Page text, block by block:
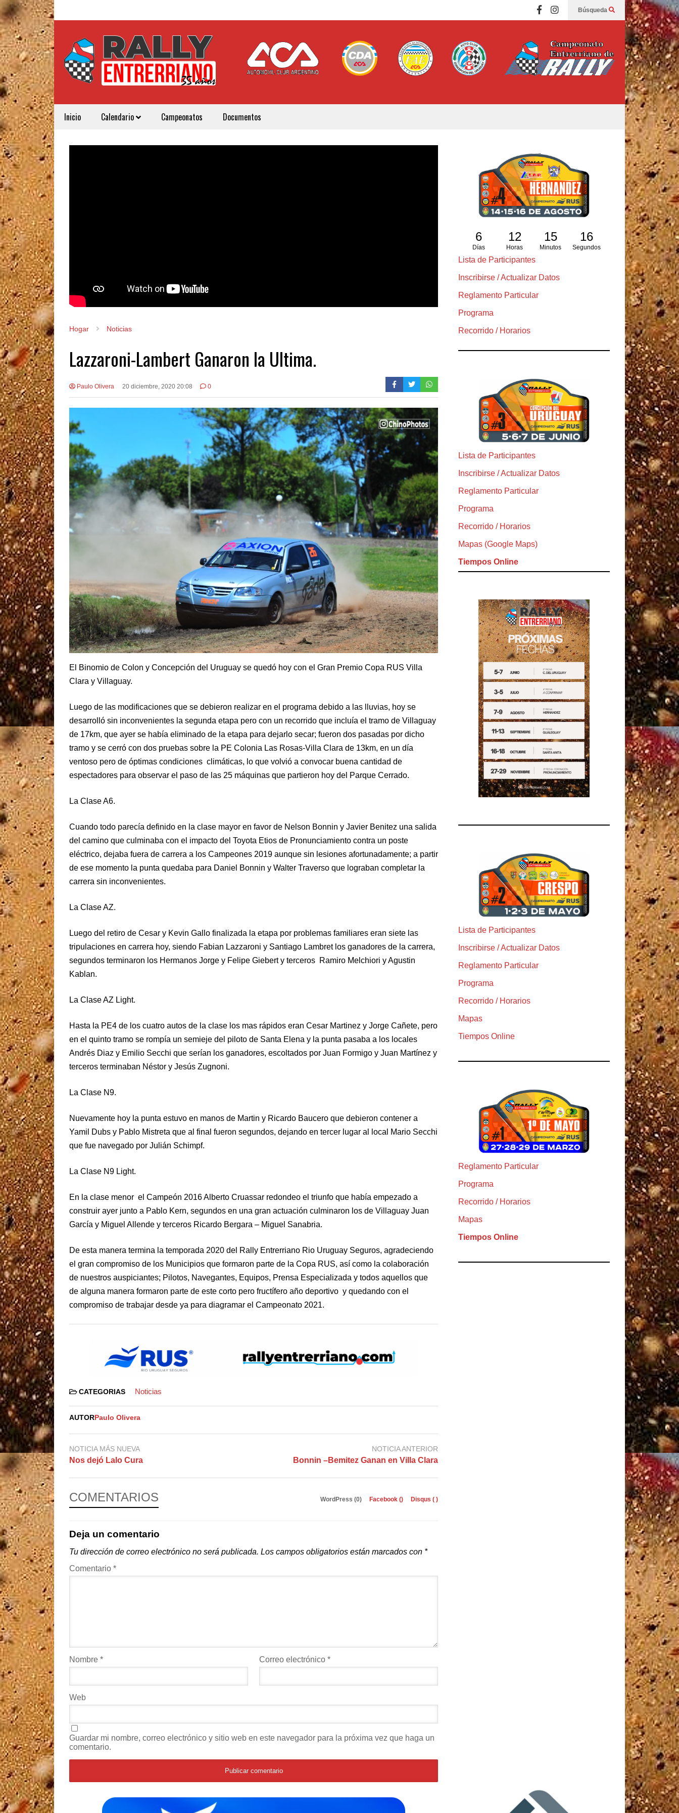
Búsqueda
Inicio Calendario Campeonatos Documentos
Hogar Noticias
Lazzaroni-Lambert Ganaron la Ultima.
Paulo Olivera 20 diciembre, 2020 20:08 0
El Binomio de Colon y Concepción del Uruguay se quedó hoy con el Gran Premio Copa RUS Villa
Clara y Villaguay.
Luego de las modificaciones que se debieron realizar en el programa debido a las lluvias, hoy se
desarrolló sin inconvenientes la segunda etapa pero con un recorrido que incluía el tramo de Villaguay
de 17km, que ayer se había eliminado de la etapa para dejarlo secar; fueron dos pasadas por dicho
tramo y se cerró con dos pruebas sobre la PE Colonia Las Rosas-Villa Clara de 13km, en un día
ventoso pero de óptimas condiciones climáticas, lo que volvió a convocar buena cantidad de
espectadores para observar el paso de las 25 máquinas que partieron hoy del Parque Cerrado.
La Clase A6.
Cuando todo parecía definido en la clase mayor en favor de Nelson Bonnin y Javier Benitez una salida
del camino que culminaba con el impacto del Toyota Etios de Pronunciamiento contra un poste
eléctrico, dejaba fuera de carrera a los Campeones 2019 aunque sin lesiones afortunadamente; a partir
de ese momento la punta quedaba para Daniel Bonnin y Walter Traverso que lograban completar la
carrera sin inconvenientes.
La Clase AZ.
Luego del retiro de Cesar y Kevin Gallo finalizada la etapa por problemas familiares eran siete las
tripulaciones en carrera hoy, siendo Fabian Lazzaroni y Santiago Lambret los ganadores de la carrera,
segundos terminaron los Hermanos Jorge y Felipe Giebert y terceros Ramiro Melchiori y Agustin
Kablan.
La Clase AZ Light.
Hasta la PE4 de los cuatro autos de la clase los mas rápidos eran Cesar Martinez y Jorge Cañete, pero
en el quinto tramo se rompía un semieje del piloto de Santa Elena y la punta pasaba a los locales
Andrés Diaz y Emilio Secchi que serían los ganadores, escoltados por Juan Formigo y Juan Martínez y
terceros terminaban Néstor y Jesús Zugnoni.
La Clase N9.
Nuevamente hoy la punta estuvo en manos de Martin y Ricardo Baucero que debieron contener a
Yamil Dubs y Pablo Mistreta que al final fueron segundos, dejando en tercer lugar al local Mario Secchi
que fue navegado por Julián Schimpf.
La Clase N9 Light.
En la clase menor el Campeón 2016 Alberto Cruassar redondeo el triunfo que había empezado a
construir ayer junto a Pablo Kern, segundos en una gran actuación culminaron los de Villaguay Juan
García y Miguel Allende y terceros Ricardo Bergara – Miguel Sanabria.
De esta manera termina la temporada 2020 del Rally Entrerriano Rio Uruguay Seguros, agradeciendo
el gran compromiso de los Municipios que formaron parte de la Copa RUS, así como la colaboración
de nuestros auspiciantes; Pilotos, Navegantes, Equipos, Prensa Especializada y todos aquellos que
de alguna manera formaron parte de este corto pero fructífero año deportivo y quedando con el
compromiso de trabajar desde ya para diagramar el Campeonato 2021.
CATEGORIAS Noticias
AUTOR Paulo Olivera
NOTICIA MÁS NUEVA
Nos dejó Lalo Cura
NOTICIA ANTERIOR
Bonnin –Bemitez Ganan en Villa Clara
COMENTARIOS WordPress (0) Facebook () Disqus ( )
Deja un comentario
Tu dirección de correo electrónico no será publicada. Los campos obligatorios están marcados con *
Comentario *
Nombre * Correo electrónico *
Web
Guardar mi nombre, correo electrónico y sitio web en este navegador para la próxima vez que haga un
comentario.
6
Días
12
Horas
15
Minutos
14
Segundos
Lista de Participantes
Inscribirse / Actualizar Datos
Reglamento Particular
Programa
Recorrido / Horarios
Lista de Participantes
Inscribirse / Actualizar Datos
Reglamento Particular
Programa
Recorrido / Horarios
Mapas (Google Maps)
Tiempos Online
Lista de Participantes
Inscribirse / Actualizar Datos
Reglamento Particular
Programa
Recorrido / Horarios
Mapas
Tiempos Online
Reglamento Particular
Programa
Recorrido / Horarios
Mapas
Tiempos Online